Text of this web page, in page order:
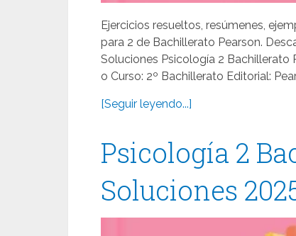
Ejercicios resueltos, resúmenes,
para 2 de Bachillerato Pearson.
Soluciones Psicología 2
o Curso: 2º Bachillerato Editorial:
[Seguir leyendo...]
Psicología 2
Soluciones